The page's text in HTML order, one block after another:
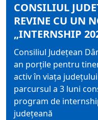
CONSILIUL
REVINE CU UN
„INTERNSHIP
Consiliul Județean
an porțile pentru
activ în viața
parcursul a 3 luni
program de
județeană